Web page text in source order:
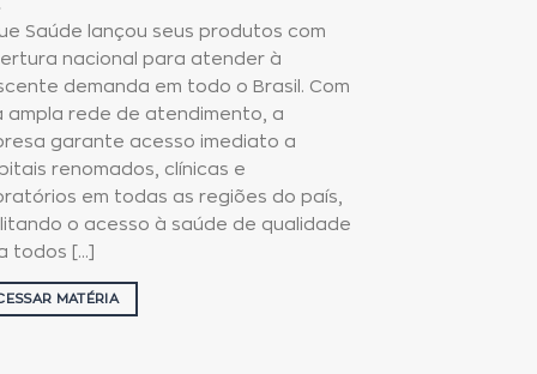
Saúde lançou seus produtos com
nacional para atender à
demanda em todo o Brasil. Com
ampla rede de atendimento, a
garante acesso imediato a
renomados, clínicas e
em todas as regiões do país,
o acesso à saúde de qualidade
todos [...]
MATÉRIA